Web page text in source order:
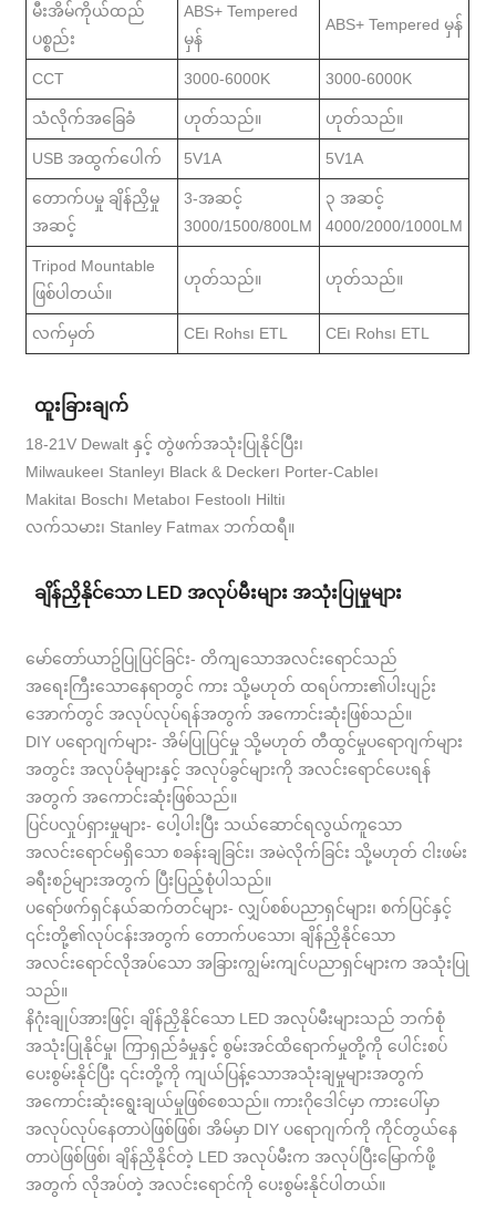
မီးအိမ်ကိုယ်ထည်
ပစ္စည်း
ABS+ Tempered
မှန်
ABS+ Tempered မှန်
CCT 3000-6000K 3000-6000K
သံလိုက်အခြေခံ ဟုတ်သည်။ ဟုတ်သည်။
USB အထွက်ပေါက် 5V1A 5V1A
တောက်ပမှု ချိန်ညှိမှု
အဆင့်
3-အဆင့်
3000/1500/800LM
၃ အဆင့်
4000/2000/1000LM
Tripod Mountable
ဖြစ်ပါတယ်။
ဟုတ်သည်။ ဟုတ်သည်။
လက်မှတ် CE၊ Rohs၊ ETL CE၊ Rohs၊ ETL
ထူးခြားချက်
18-21V Dewalt နှင့် တွဲဖက်အသုံးပြုနိုင်ပြီး၊
Milwaukee၊ Stanley၊ Black & Decker၊ Porter-Cable၊
Makita၊ Bosch၊ Metabo၊ Festool၊ Hilti၊
လက်သမား၊ Stanley Fatmax ဘက်ထရီ။
ချိန်ညှိနိုင်သော LED အလုပ်မီးများ အသုံးပြုမှုများ
မော်တော်ယာဥ်ပြုပြင်ခြင်း- တိကျသောအလင်းရောင်သည်
အရေးကြီးသောနေရာတွင် ကား သို့မဟုတ် ထရပ်ကား၏ပါးပျဉ်း
အောက်တွင် အလုပ်လုပ်ရန်အတွက် အကောင်းဆုံးဖြစ်သည်။
DIY ပရောဂျက်များ- အိမ်ပြုပြင်မှု သို့မဟုတ် တီထွင်မှုပရောဂျက်များ
အတွင်း အလုပ်ခုံများနှင့် အလုပ်ခွင်များကို အလင်းရောင်ပေးရန်
အတွက် အကောင်းဆုံးဖြစ်သည်။
ပြင်ပလှုပ်ရှားမှုများ- ပေါ့ပါးပြီး သယ်ဆောင်ရလွယ်ကူသော
အလင်းရောင်မရှိသော စခန်းချခြင်း၊ အမဲလိုက်ခြင်း သို့မဟုတ် ငါးဖမ်း
ခရီးစဉ်များအတွက် ပြီးပြည့်စုံပါသည်။
ပရော်ဖက်ရှင်နယ်ဆက်တင်များ- လျှပ်စစ်ပညာရှင်များ၊ စက်ပြင်နှင့်
၎င်းတို့၏လုပ်ငန်းအတွက် တောက်ပသော၊ ချိန်ညှိနိုင်သော
အလင်းရောင်လိုအပ်သော အခြားကျွမ်းကျင်ပညာရှင်များက အသုံးပြု
သည်။
နိဂုံးချုပ်အားဖြင့်၊ ချိန်ညှိနိုင်သော LED အလုပ်မီးများသည် ဘက်စုံ
အသုံးပြုနိုင်မှု၊ ကြာရှည်ခံမှုနှင့် စွမ်းအင်ထိရောက်မှုတို့ကို ပေါင်းစပ်
ပေးစွမ်းနိုင်ပြီး ၎င်းတို့ကို ကျယ်ပြန့်သောအသုံးချမှုများအတွက်
အကောင်းဆုံးရွေးချယ်မှုဖြစ်စေသည်။ ကားဂိုဒေါင်မှာ ကားပေါ်မှာ
အလုပ်လုပ်နေတာပဲဖြစ်ဖြစ်၊ အိမ်မှာ DIY ပရောဂျက်ကို ကိုင်တွယ်နေ
တာပဲဖြစ်ဖြစ်၊ ချိန်ညှိနိုင်တဲ့ LED အလုပ်မီးက အလုပ်ပြီးမြောက်ဖို့
အတွက် လိုအပ်တဲ့ အလင်းရောင်ကို ပေးစွမ်းနိုင်ပါတယ်။